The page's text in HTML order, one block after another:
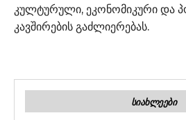
კულტურული, ეკონომიკური და
კავშირების გაძლიერებას.
ᲡᲘᲐᲮᲚᲔᲔᲑᲘ